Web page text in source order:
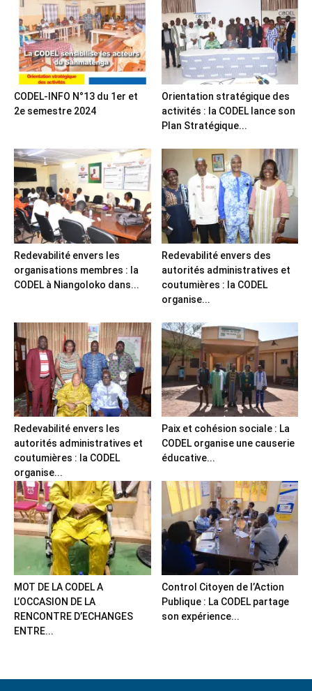
CODEL-INFO N°13 du 1er et
2e semestre 2024
Orientation stratégique des
activités : la CODEL lance son
Plan Stratégique...
Redevabilité envers les
organisations membres : la
CODEL à Niangoloko dans...
Redevabilité envers des
autorités administratives et
coutumières : la CODEL
organise...
Redevabilité envers les
autorités administratives et
coutumières : la CODEL
organise...
Paix et cohésion sociale : La
CODEL organise une causerie
éducative...
MOT DE LA CODEL A
L’OCCASION DE LA
RENCONTRE D’ECHANGES
ENTRE...
Control Citoyen de l’Action
Publique : La CODEL partage
son expérience...